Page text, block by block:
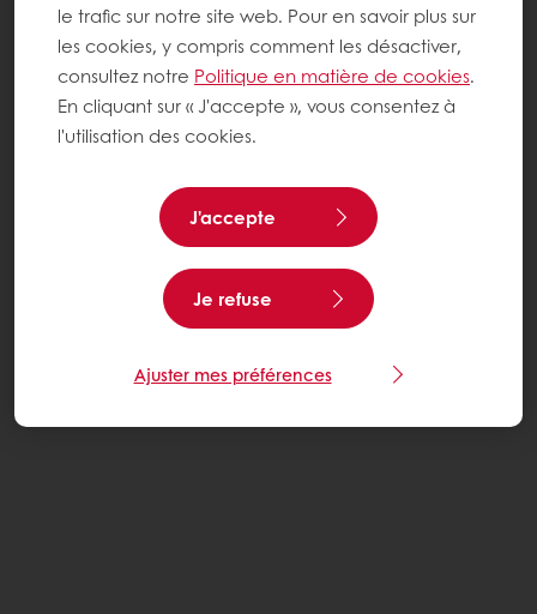
le trafic sur notre site web. Pour en savoir plus sur
les cookies, y compris comment les désactiver,
consultez notre Politique en matière de cookies.
En cliquant sur « J'accepte », vous consentez à
l'utilisation des cookies.
J'accepte
Je refuse
Ajuster mes préférences